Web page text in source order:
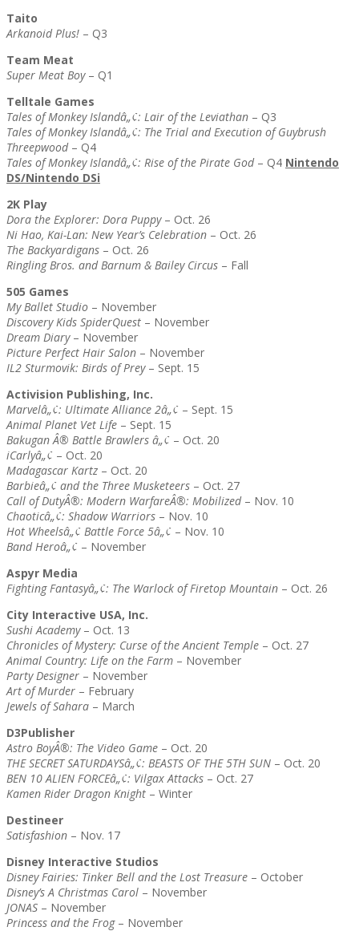
Taito
Arkanoid Plus! – Q3
Team Meat
Super Meat Boy– Q1
Telltale Games
Tales of Monkey Islandâ„¢: Lair of the Leviathan – Q3
Tales of Monkey Islandâ„¢: The Trial and Execution of Guybrush
Threepwood– Q4
Tales of Monkey Islandâ„¢: Rise of the Pirate God – Q4 Nintendo
DS/Nintendo DSi
2K Play
Dora the Explorer: Dora Puppy – Oct. 26
Ni Hao, Kai-Lan: New Year’s Celebration – Oct. 26
The Backyardigans – Oct. 26
Ringling Bros. and Barnum & Bailey Circus – Fall
505 Games
My Ballet Studio – November
Discovery Kids SpiderQuest – November
Dream Diary – November
Picture Perfect Hair Salon – November
IL2 Sturmovik: Birds of Prey – Sept. 15
Activision Publishing, Inc.
Marvelâ„¢: Ultimate Alliance 2â„¢ – Sept. 15
Animal Planet Vet Life – Sept. 15
Bakugan Â® Battle Brawlers â„¢ – Oct. 20
iCarlyâ„¢ – Oct. 20
Madagascar Kartz – Oct. 20
Barbieâ„¢ and the Three Musketeers – Oct. 27
Call of DutyÂ®: Modern WarfareÂ®: Mobilized– Nov. 10
Chaoticâ„¢: Shadow Warriors – Nov. 10
Hot Wheelsâ„¢ Battle Force 5â„¢ – Nov. 10
Band Heroâ„¢ – November
Aspyr Media
Fighting Fantasyâ„¢: The Warlock of Firetop Mountain – Oct. 26
City Interactive USA, Inc.
Sushi Academy – Oct. 13
Chronicles of Mystery: Curse of the Ancient Temple – Oct. 27
Animal Country: Life on the Farm – November
Party Designer – November
Art of Murder – February
Jewels of Sahara – March
D3Publisher
Astro BoyÂ®: The Video Game – Oct. 20
THE SECRET SATURDAYSâ„¢: BEASTS OF THE 5TH SUN – Oct. 20
BEN 10 ALIEN FORCEâ„¢: Vilgax Attacks – Oct. 27
Kamen Rider Dragon Knight – Winter
Destineer
Satisfashion – Nov. 17
Disney Interactive Studios
Disney Fairies: Tinker Bell and the Lost Treasure – October
Disney’s A Christmas Carol – November
JONAS – November
Princess and the Frog – November